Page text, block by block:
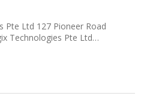
Pte Ltd 127 Pioneer Road
Technologies Pte Ltd…